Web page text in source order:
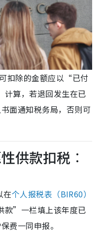
扣除的金额应以“已付
算，若退回发生在已
面通知税务局，否则可
供款扣税︰
在个人报税表（BIR60）
款”一栏填上该年度已
费一同申报。